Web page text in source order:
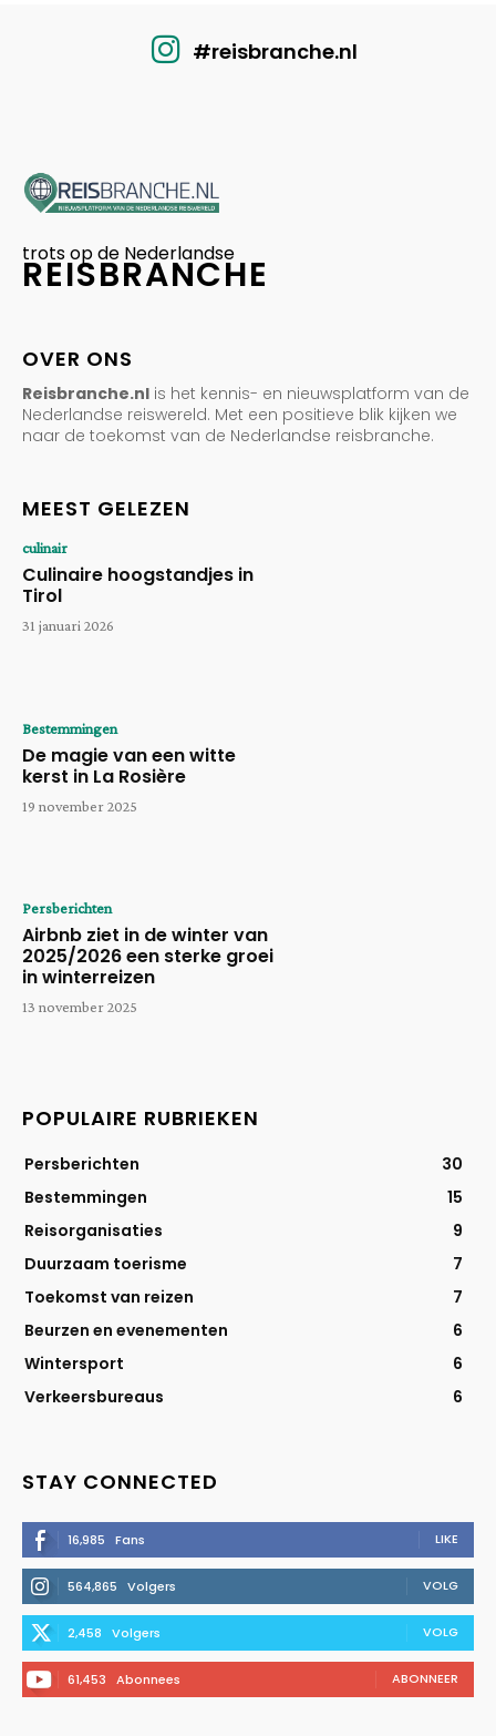
#reisbranche.nl
trots op de Nederlandse
REISBRANCHE
OVER ONS
Reisbranche.nl is het kennis- en nieuwsplatform van de
Nederlandse reiswereld. Met een positieve blik kijken we
naar de toekomst van de Nederlandse reisbranche.
MEEST GELEZEN
culinair
Culinaire hoogstandjes in
Tirol
31 januari 2026
Bestemmingen
De magie van een witte
kerst in La Rosière
19 november 2025
Persberichten
Airbnb ziet in de winter van
2025/2026 een sterke groei
in winterreizen
13 november 2025
POPULAIRE RUBRIEKEN
Persberichten
30
Bestemmingen
15
Reisorganisaties
9
Duurzaam toerisme
7
Toekomst van reizen
7
Beurzen en evenementen
6
Wintersport
6
Verkeersbureaus
6
STAY CONNECTED
16,985 Fans LIKE
564,865 Volgers VOLG
2,458 Volgers VOLG
61,453 Abonnees ABONNEER